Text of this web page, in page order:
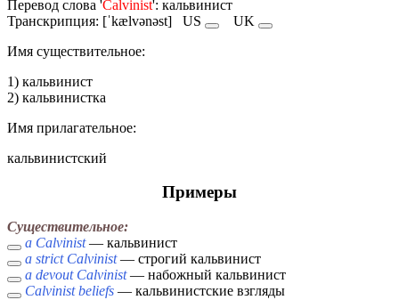
Перевод слова 'Calvinist': кальвинист
Транскрипция: [ˈkælvənəst] US
UK
Имя cуществительное:
1) кальвинист
2) кальвинистка
Имя прилагательное:
кальвинистский
Примеры
Существительное:
a Calvinist— кальвинист
a strict Calvinist— строгий кальвинист
a devout Calvinist— набожный кальвинист
Calvinist beliefs — кальвинистские взгляды